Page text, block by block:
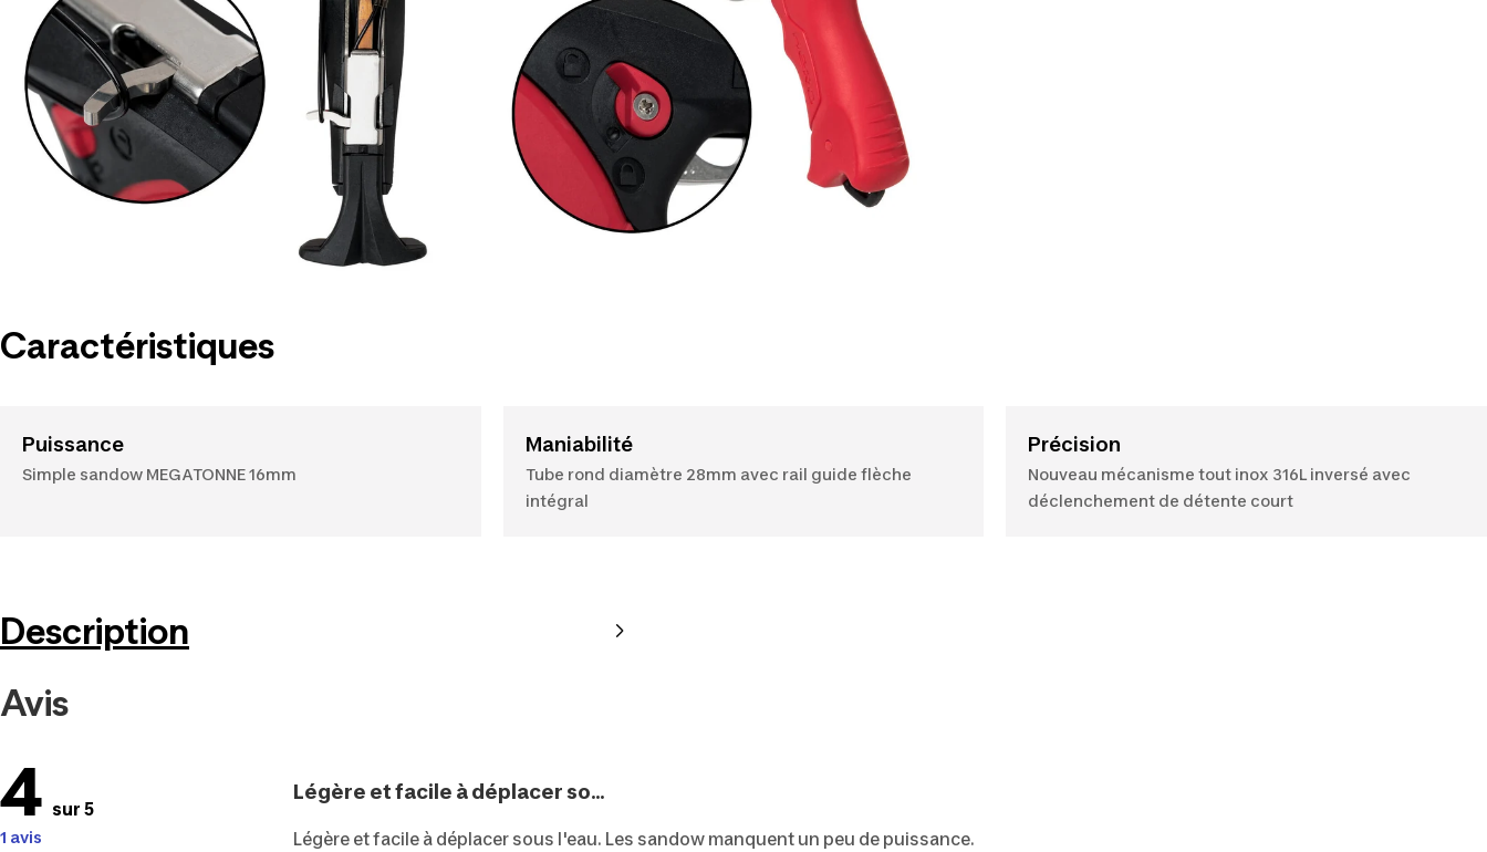
Caractéristiques
Puissance
Simple sandow MEGATONNE 16mm
Maniabilité
Tube rond diamètre 28mm avec rail guide flèche
intégral
Précision
Nouveau mécanisme tout inox 316L inversé avec
déclenchement de détente court
Description
Avis
4 sur 5
1 avis
Légère et facile à déplacer so...
Légère et facile à déplacer sous l'eau. Les sandow manquent un peu de puissance.